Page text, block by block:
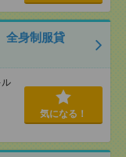
全身制服貸
気になる！